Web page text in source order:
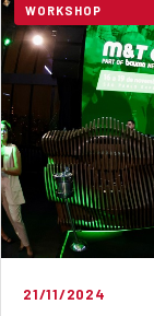
WORKSHOP
21/11/2024